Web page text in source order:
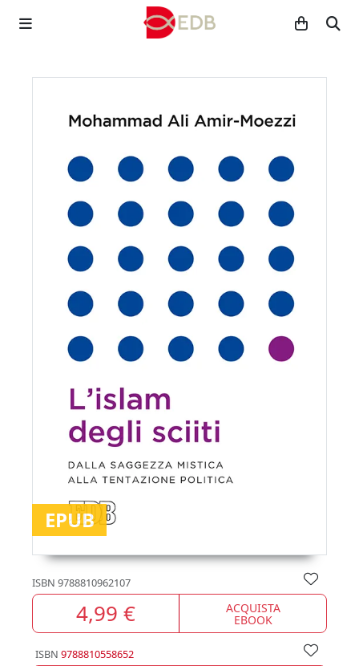
EPUB
ISBN 9788810962107
4,99 € ACQUISTA
EBOOK
ISBN 9788810558652